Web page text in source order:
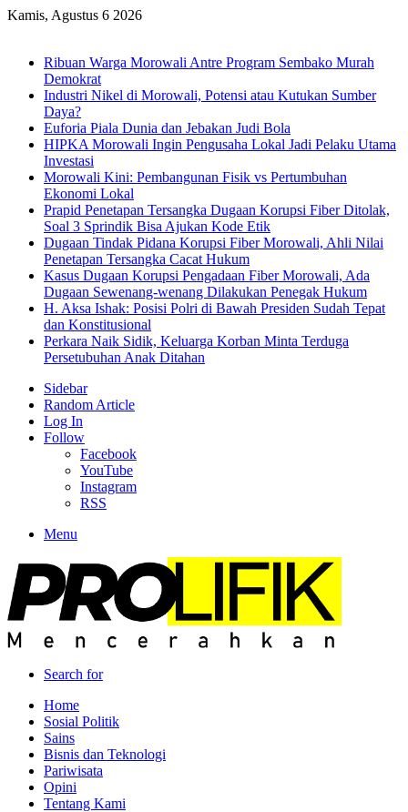
Kamis, Agustus 6 2026
Ribuan Warga Morowali Antre Program Sembako Murah
Demokrat
Industri Nikel di Morowali, Potensi atau Kutukan Sumber
Daya?
Euforia Piala Dunia dan Jebakan Judi Bola
HIPKA Morowali Ingin Pengusaha Lokal Jadi Pelaku Utama
Investasi
Morowali Kini: Pembangunan Fisik vs Pertumbuhan
Ekonomi Lokal
Prapid Penetapan Tersangka Dugaan Korupsi Fiber Ditolak,
Soal 3 Sprindik Bisa Ajukan Kode Etik
Dugaan Tindak Pidana Korupsi Fiber Morowali, Ahli Nilai
Penetapan Tersangka Cacat Hukum
Kasus Dugaan Korupsi Pengadaan Fiber Morowali, Ada
Dugaan Sewenang-wenang Dilakukan Penegak Hukum
H. Aksa Ishak: Posisi Polri di Bawah Presiden Sudah Tepat
dan Konstitusional
Perkara Naik Sidik, Keluarga Korban Minta Terduga
Persetubuhan Anak Ditahan
Sidebar
Random Article
Log In
Follow
Facebook
YouTube
Instagram
RSS
Menu
Search for
Home
Sosial Politik
Sains
Bisnis dan Teknologi
Pariwisata
Opini
Tentang Kami